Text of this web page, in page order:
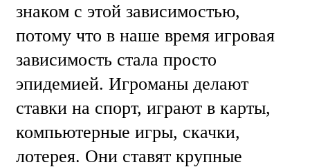
знаком с этой зависимостью,
потому что в наше время игровая
зависимость стала просто
эпидемией. Игроманы делают
ставки на спорт, играют в карты,
компьютерные игры, скачки,
лотерея. Они ставят крупные